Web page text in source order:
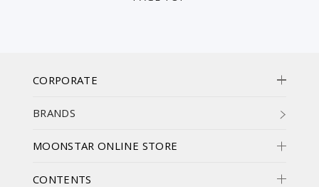
CORPORATE
BRANDS
MOONSTAR ONLINE STORE
CONTENTS